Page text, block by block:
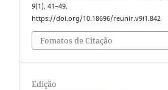
9(1), 41–49.
https://doi.org/10.18696/reunir.v9i1.842
Fomatos de Citação
Edição